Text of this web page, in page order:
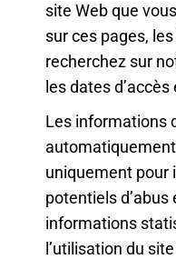
site Web que
sur ces pages,
recherchez sur
les dates
Les informations
uniquement pour
potentiels d’abus
informations
l’utilisation du